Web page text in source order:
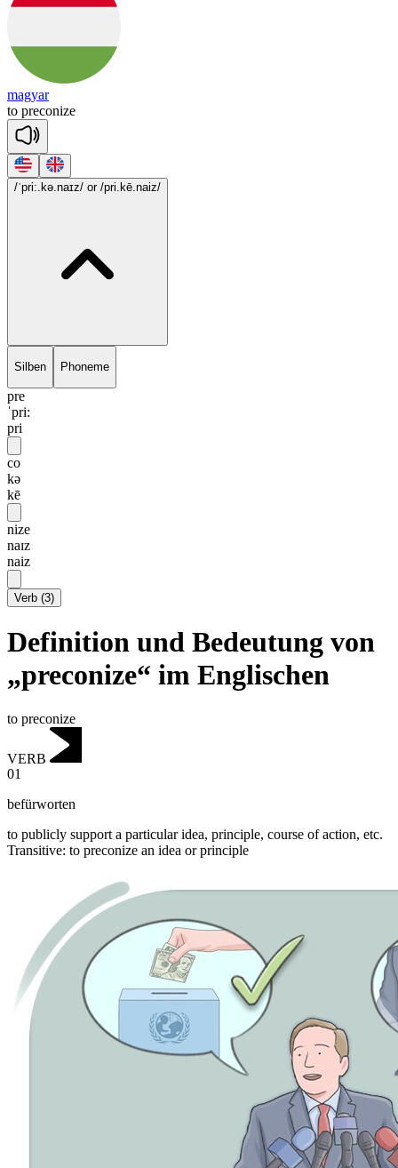
magyar
to preconize
/ˈpri:.kə.naɪz/ or /pri.kē.naiz/
Silben Phoneme
pre
ˈpri:
pri
co
kə
kē
nize
naɪz
naiz
Verb (3)
Definition und Bedeutung von
„preconize“ im Englischen
to preconize
VERB
01
befürworten
to publicly support a particular idea, principle, course of action, etc.
Transitive: to preconize an idea or principle